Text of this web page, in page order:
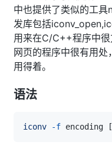
中也提供了类似的工
发库包括
用来在C/C++程序中
网页的程序中很有用
用得着。
语法
iconv -f encoding [